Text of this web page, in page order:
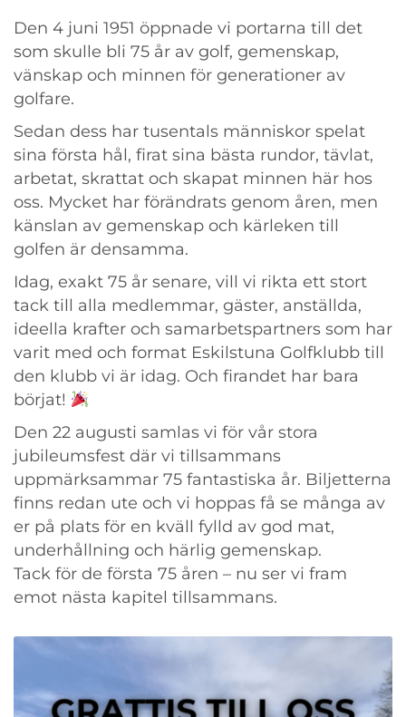
Den 4 juni 1951 öppnade vi portarna till det
som skulle bli 75 år av golf, gemenskap,
vänskap och minnen för generationer av
golfare.
Sedan dess har tusentals människor spelat
sina första hål, firat sina bästa rundor, tävlat,
arbetat, skrattat och skapat minnen här hos
oss. Mycket har förändrats genom åren, men
känslan av gemenskap och kärleken till
golfen är densamma.
Idag, exakt 75 år senare, vill vi rikta ett stort
tack till alla medlemmar, gäster, anställda,
ideella krafter och samarbetspartners som har
varit med och format Eskilstuna Golfklubb till
den klubb vi är idag. Och firandet har bara
börjat!
Den 22 augusti samlas vi för vår stora
jubileumsfest där vi tillsammans
uppmärksammar 75 fantastiska år. Biljetterna
finns redan ute och vi hoppas få se många av
er på plats för en kväll fylld av god mat,
underhållning och härlig gemenskap.
Tack för de första 75 åren – nu ser vi fram
emot nästa kapitel tillsammans.